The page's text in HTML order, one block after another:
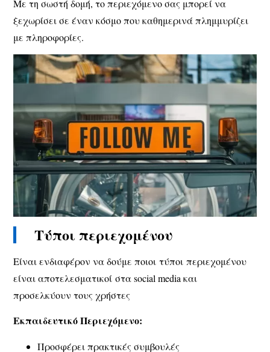
Με τη σωστή δομή, το περιεχόμενο σας μπορεί να
ξεχωρίσει σε έναν κόσμο που καθημερινά πλημμυρίζει
με πληροφορίες.
Τύποι περιεχομένου
Είναι ενδιαφέρον να δούμε ποιοι τύποι περιεχομένου
είναι αποτελεσματικοί στα social media και
προσελκύουν τους χρήστες
Εκπαιδευτικό Περιεχόμενο:
Προσφέρει πρακτικές συμβουλές